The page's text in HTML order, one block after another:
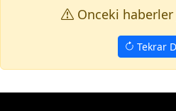
Onceki
Tekrar